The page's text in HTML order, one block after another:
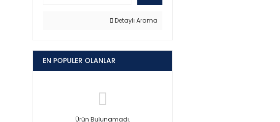
Detaylı Arama
EN POPULER OLANLAR
Ürün Bulunamadı.